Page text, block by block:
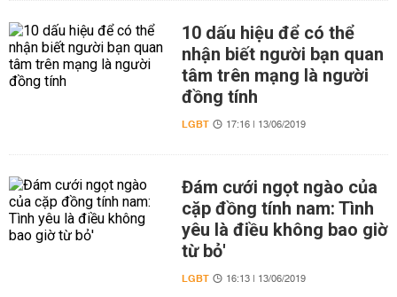
10 dấu hiệu để có thể
nhận biết người bạn quan
tâm trên mạng là người
đồng tính
LGBT 17:16 | 13/06/2019
Đám cưới ngọt ngào của
cặp đồng tính nam: Tình
yêu là điều không bao giờ
từ bỏ'
LGBT 16:13 | 13/06/2019